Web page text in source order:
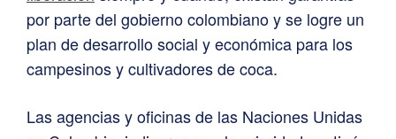
por parte del gobierno colombiano y se logre un
plan de desarrollo social y económica para los
campesinos y cultivadores de coca.
Las agencias y oficinas de las Naciones Unidas